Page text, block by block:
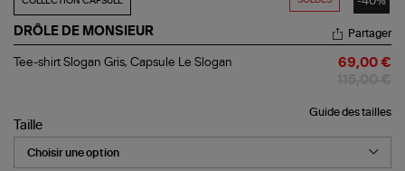
DRÔLE DE MONSIEUR
Tee-
Capsule
Le
Slogan
Partager
Tee-shirt Slogan Gris, Capsule Le Slogan 69,00 €
Guide des tailles
Taille